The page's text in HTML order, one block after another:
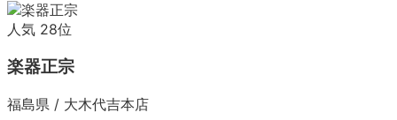
人気 28位
楽器正宗
福島県 / 大木代吉本店